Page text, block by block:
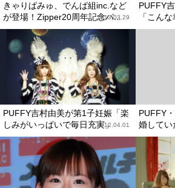
きゃりぱみゅ、でんぱ組inc.など
が登場！Zipper20周年記念パ...
2013.03.29
PUFFY
「こん
PUFFY吉村由美が第1子妊娠「楽
しみがいっぱいで毎日充実」2012.04.01
PUFFY
婚してい